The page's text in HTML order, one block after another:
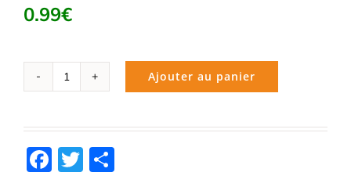
0.99€
quantité
Racine)
|
Ajouter au panier
Facebook
Twitter